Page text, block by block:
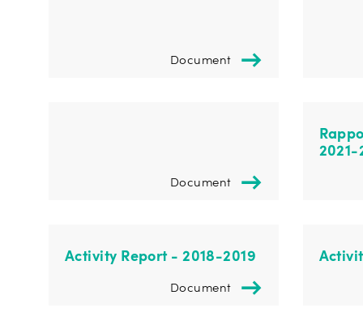
Document
Document
2021-
Activity Report - 2018-2019
Document